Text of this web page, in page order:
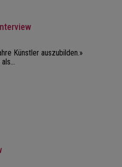
Künstler auszubilden.»
als…